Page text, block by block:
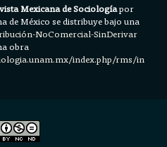
Mexicana de Sociologíapor
de México se distribuye bajo una
NoComercial-SinDerivar
obra
index.php/rms/in